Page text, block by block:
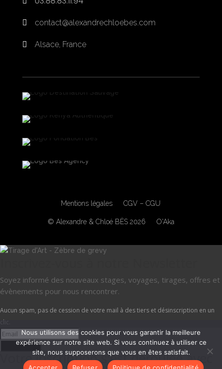
 contact@alexandrechloebes.com
 Alsace, France
Mentions légales CGV – CGU
© Alexandre & Chloé BÈS 2026 O'Aka
Soyez informé des nouveaux stages, voyages, tirages, offres et
évènements pour nous rencontrer.
Aucun spam, pas de cession de votre mail à des tiers et désinscription en un
clic.
Je m'inscris
Votre inscription s'est déroulée avec
Nous utilisons des cookies pour vous garantir la meilleure
expérience sur notre site web. Si vous continuez à utiliser ce
site, nous supposerons que vous en êtes satisfait.
Accepter
Refuser Politique de confidentialité